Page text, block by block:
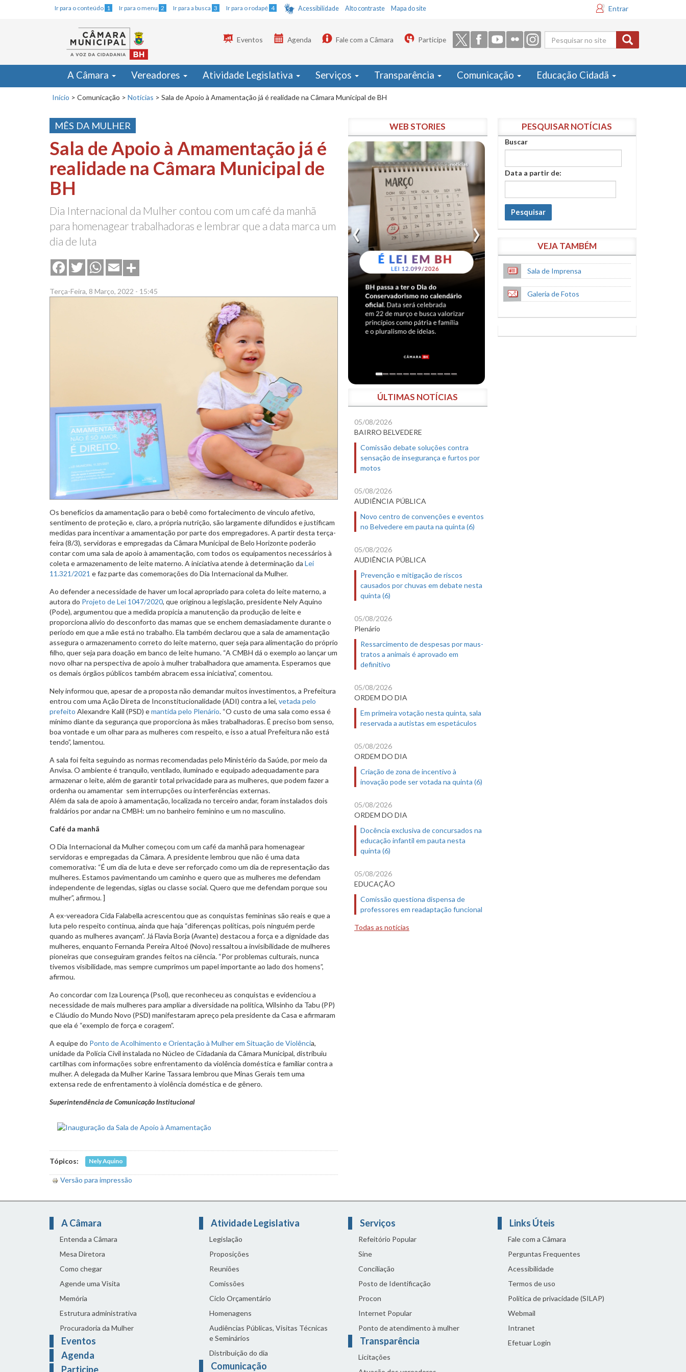
Ir para o conteúdo 1 Ir para o menu 2 Ir para a busca 3 Ir para o rodapé 4 Acessibilidade Alto contraste Mapa do site Entrar
Formulário
de busca
Eventos Agenda Fale com a Câmara Participe
A Câmara Vereadores Atividade Legislativa Serviços Transparência Comunicação Educação Cidadã
Início > Comunicação > Notícias > Sala de Apoio à Amamentação já é realidade na Câmara Municipal de BH
MÊS DA MULHER
Sala de Apoio à Amamentação já é
realidade na Câmara Municipal de
BH
Dia Internacional da Mulher contou com um café da manhã
para homenagear trabalhadoras e lembrar que a data marca um
dia de luta
FacebookTwitterWhatsApp
Email
Terça-Feira, 8 Março, 2022 - 15:45
Os benefícios da amamentação para o bebê como fortalecimento de vínculo afetivo,
sentimento de proteção e, claro, a própria nutrição, são largamente difundidos e justificam
medidas para incentivar a amamentação por parte dos empregadores. A partir desta terça-
feira (8/3), servidoras e empregadas da Câmara Municipal de Belo Horizonte poderão
contar com uma sala de apoio à amamentação, com todos os equipamentos necessários à
coleta e armazenamento de leite materno. A iniciativa atende à determinação da Lei
11.321/2021 e faz parte das comemorações do Dia Internacional da Mulher.
Ao defender a necessidade de haver um local apropriado para coleta do leite materno, a
autora do Projeto de Lei 1047/2020, que originou a legislação, presidente Nely Aquino
(Pode), argumentou que a medida propicia a manutenção da produção de leite e
proporciona alívio do desconforto das mamas que se enchem demasiadamente durante o
período em que a mãe está no trabalho. Ela também declarou que a sala de amamentação
assegura o armazenamento correto do leite materno, quer seja para alimentação do próprio
filho, quer seja para doação em banco de leite humano. “A CMBH dá o exemplo ao lançar um
novo olhar na perspectiva de apoio à mulher trabalhadora que amamenta. Esperamos que
os demais órgãos públicos também abracem essa iniciativa”, comentou.
Nely informou que, apesar de a proposta não demandar muitos investimentos, a Prefeitura
entrou com uma Ação Direta de Inconstitucionalidade (ADI) contra a lei, vetada pelo
prefeito Alexandre Kalil (PSD) emantida pelo Plenário. “O custo de uma sala como essa é
mínimo diante da segurança que proporciona às mães trabalhadoras. É preciso bom senso,
boa vontade e um olhar para as mulheres com respeito, e isso a atual Prefeitura não está
tendo”, lamentou.
A sala foi feita seguindo as normas recomendadas pelo Ministério da Saúde, por meio da
Anvisa. O ambiente é tranquilo, ventilado, iluminado e equipado adequadamente para
armazenar o leite, além de garantir total privacidade para as mulheres, que podem fazer a
ordenha ou amamentar sem interrupções ou interferências externas.
Além da sala de apoio à amamentação, localizada no terceiro andar, foram instalados dois
fraldários por andar na CMBH: um no banheiro feminino e um no masculino.
Café da manhã
O Dia Internacional da Mulher começou com um café da manhã para homenagear
servidoras e empregadas da Câmara. A presidente lembrou que não é uma data
comemorativa: “É um dia de luta e deve ser reforçado como um dia de representação das
mulheres. Estamos pavimentando um caminho e quero que as mulheres me defendam
independente de legendas, siglas ou classe social. Quero que me defendam porque sou
mulher”, afirmou. ]
A ex-vereadora Cida Falabella acrescentou que as conquistas femininas são reais e que a
luta pelo respeito continua, ainda que haja “diferenças políticas, pois ninguém perde
quando as mulheres avançam”. Já Flavia Borja (Avante) destacou a força e a dignidade das
mulheres, enquanto Fernanda Pereira Altoé (Novo) ressaltou a invisibilidade de mulheres
pioneiras que conseguiram grandes feitos na ciência. “Por problemas culturais, nunca
tivemos visibilidade, mas sempre cumprimos um papel importante ao lado dos homens”,
afirmou.
Ao concordar com Iza Lourença (Psol), que reconheceu as conquistas e evidenciou a
necessidade de mais mulheres para ampliar a diversidade na política, Wilsinho da Tabu (PP)
e Cláudio do Mundo Novo (PSD) manifestaram apreço pela presidente da Casa e afirmaram
que ela é “exemplo de força e coragem”.
A equipe do Ponto de Acolhimento e Orientação à Mulher em Situação de Violência,
unidade da Polícia Civil instalada no Núcleo de Cidadania da Câmara Municipal, distribuiu
cartilhas com informações sobre enfrentamento da violência doméstica e familiar contra a
mulher. A delegada da Mulher Karine Tassara lembrou que Minas Gerais tem uma
extensa rede de enfrentamento à violência doméstica e de gênero.
Superintendência de Comunicação Institucional
Tópicos: Nely Aquino
Versão para impressão
WEB STORIES
ÚLTIMAS NOTÍCIAS
05/08/2026
BAIRRO BELVEDERE
Comissão debate soluções contra
sensação de insegurança e furtos por
motos
05/08/2026
AUDIÊNCIA PÚBLICA
Novo centro de convenções e eventos
no Belvedere em pauta na quinta (6)
05/08/2026
AUDIÊNCIA PÚBLICA
Prevenção e mitigação de riscos
causados por chuvas em debate nesta
quinta (6)
05/08/2026
Plenário
Ressarcimento de despesas por maus-
tratos a animais é aprovado em
definitivo
05/08/2026
ORDEM DO DIA
Em primeira votação nesta quinta, sala
reservada a autistas em espetáculos
05/08/2026
ORDEM DO DIA
Criação de zona de incentivo à
inovação pode ser votada na quinta (6)
05/08/2026
ORDEM DO DIA
Docência exclusiva de concursados na
educação infantil em pauta nesta
quinta (6)
05/08/2026
EDUCAÇÃO
Comissão questiona dispensa de
professores em readaptação funcional
Todas as notícias
PESQUISAR NOTÍCIAS
Buscar
Data a partir de:
Pesquisar
VEJA TAMBÉM
Sala de Imprensa
Galeria de Fotos
A Câmara
Entenda a Câmara
Mesa Diretora
Como chegar
Agende uma Visita
Memória
Estrutura administrativa
Procuradoria da Mulher
Eventos
Agenda
Participe
Atividade Legislativa
Legislação
Proposições
Reuniões
Comissões
Ciclo Orçamentário
Homenagens
Audiências Públicas, Visitas Técnicas
e Seminários
Distribuição do dia
Comunicação
Serviços
Refeitório Popular
Sine
Conciliação
Posto de Identificação
Procon
Internet Popular
Ponto de atendimento à mulher
Transparência
Licitações
Links Úteis
Fale com a Câmara
Perguntas Frequentes
Acessibilidade
Termos de uso
Política de privacidade (SILAP)
Webmail
Intranet
Efetuar Login